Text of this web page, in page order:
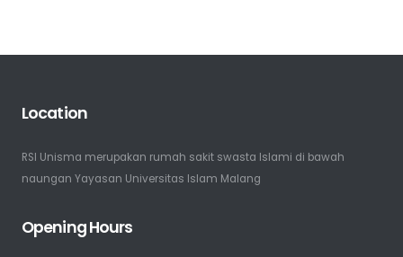
Location
RSI Unisma merupakan rumah sakit swasta Islami di bawah
naungan Yayasan Universitas Islam Malang
Opening Hours